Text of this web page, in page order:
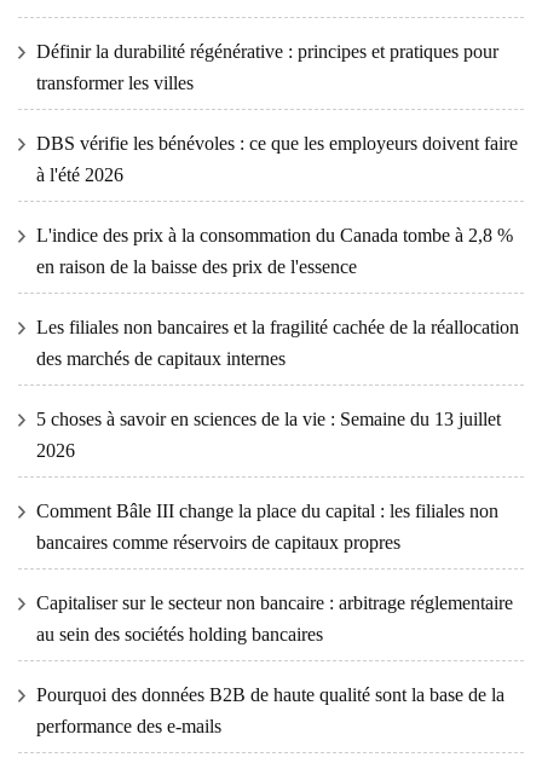
Définir la durabilité régénérative : principes et pratiques pour
transformer les villes
DBS vérifie les bénévoles : ce que les employeurs doivent faire
à l'été 2026
L'indice des prix à la consommation du Canada tombe à 2,8 %
en raison de la baisse des prix de l'essence
Les filiales non bancaires et la fragilité cachée de la réallocation
des marchés de capitaux internes
5 choses à savoir en sciences de la vie : Semaine du 13 juillet
2026
Comment Bâle III change la place du capital : les filiales non
bancaires comme réservoirs de capitaux propres
Capitaliser sur le secteur non bancaire : arbitrage réglementaire
au sein des sociétés holding bancaires
Pourquoi des données B2B de haute qualité sont la base de la
performance des e-mails